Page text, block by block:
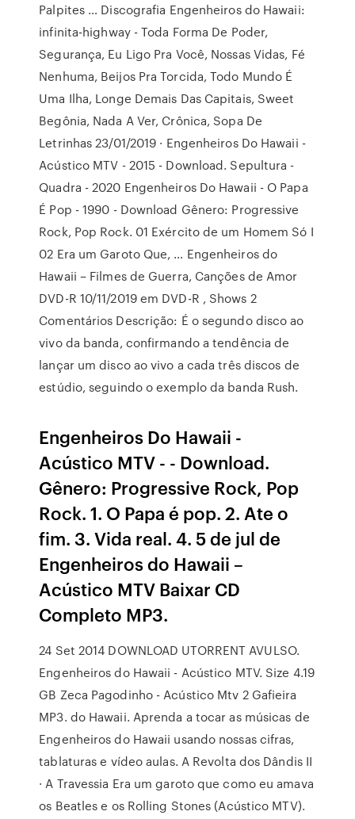
Palpites … Discografia Engenheiros do Hawaii:
infinita-highway - Toda Forma De Poder,
Segurança, Eu Ligo Pra Você, Nossas Vidas, Fé
Nenhuma, Beijos Pra Torcida, Todo Mundo É
Uma Ilha, Longe Demais Das Capitais, Sweet
Begônia, Nada A Ver, Crônica, Sopa De
Letrinhas 23/01/2019 · Engenheiros Do Hawaii -
Acústico MTV - 2015 - Download. Sepultura -
Quadra - 2020 Engenheiros Do Hawaii - O Papa
É Pop - 1990 - Download Gênero: Progressive
Rock, Pop Rock. 01 Exército de um Homem Só I
02 Era um Garoto Que, … Engenheiros do
Hawaii – Filmes de Guerra, Canções de Amor
DVD-R 10/11/2019 em DVD-R , Shows 2
Comentários Descrição: É o segundo disco ao
vivo da banda, confirmando a tendência de
lançar um disco ao vivo a cada três discos de
estúdio, seguindo o exemplo da banda Rush.
Engenheiros Do Hawaii -
Acústico MTV - - Download.
Gênero: Progressive Rock, Pop
Rock. 1. O Papa é pop. 2. Ate o
fim. 3. Vida real. 4. 5 de jul de
Engenheiros do Hawaii –
Acústico MTV Baixar CD
Completo MP3.
24 Set 2014 DOWNLOAD UTORRENT AVULSO.
Engenheiros do Hawaii - Acústico MTV. Size 4.19
GB Zeca Pagodinho - Acústico Mtv 2 Gafieira
MP3. do Hawaii. Aprenda a tocar as músicas de
Engenheiros do Hawaii usando nossas cifras,
tablaturas e vídeo aulas. A Revolta dos Dândis II
· A Travessia Era um garoto que como eu amava
os Beatles e os Rolling Stones (Acústico MTV).